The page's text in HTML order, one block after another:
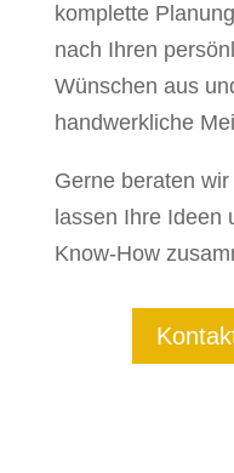
komplette
nach Ihren
Wünschen aus
handwerkliche
Gerne beraten
lassen Ihre Ideen
Know-How